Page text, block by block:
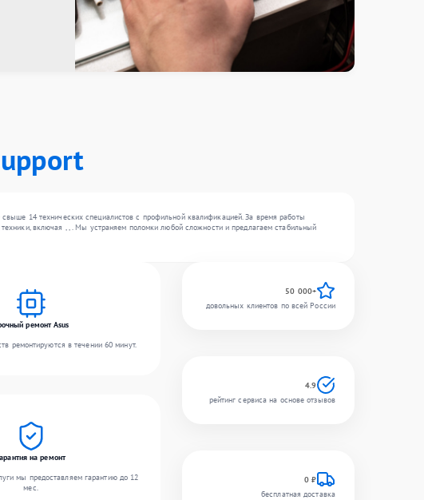
14 технических специалистов с профильной квалификацией. За время работы
включая , , . Мы устраняем поломки любой сложности и предлагаем стабильный
ремонт Asus
ремонтируются в течении 60 минут.
на ремонт
мы предоставляем гарантию до 12
мес.
50 000+
довольных клиентов по всей России
4.9
рейтинг сервиса на основе отзывов
0 ₽
бесплатная доставка